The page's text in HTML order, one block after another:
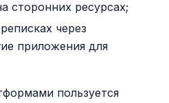
сторонних ресурсах;
через
приложения для
пользуется